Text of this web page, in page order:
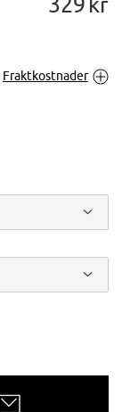
Trykk for å
Fraktkostnader